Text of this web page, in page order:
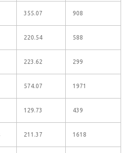
355.07 908
220.54 588
223.62 299
574.07 1971
129.73 439
211.37 1618